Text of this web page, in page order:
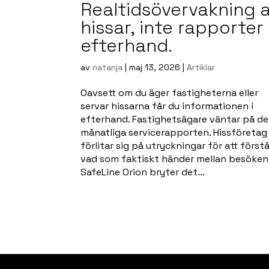
Realtidsövervakning
hissar, inte rapporter
efterhand.
av natanja |maj 13, 2026 |Artiklar
Oavsett om du äger fastigheterna eller
servar hissarna får du informationen i
efterhand. Fastighetsägare väntar på
månatliga servicerapporten. Hissföretag
förlitar sig på utryckningar för att förstå
vad som faktiskt händer mellan
SafeLine Orion bryter det...